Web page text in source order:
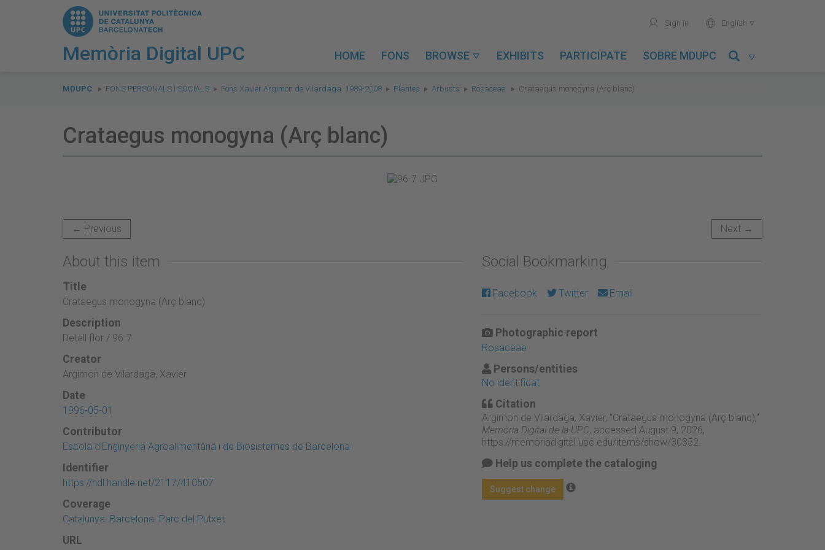
Memòria Digital UPC
user Sign in world English 
HOME FONS BROWSE  EXHIBITS PARTICIPATE SOBRE MDUPC 
are
MDUPC FONS PERSONALS I SOCIALS Fons Xavier Argimon de Vilardaga. 1989-2008 Plantes Arbusts Rosaceae Crataegus monogyna (Arç blanc)
Crataegus monogyna (Arç blanc)
← Previous Next →
About this item
Title
Crataegus monogyna (Arç blanc)
Description
Detall flor / 96-7
Creator
Argimon de Vilardaga, Xavier
Date
1996-05-01
Contributor
Escola d'Enginyeria Agroalimentària i de Biosistemes de Barcelona
Identifier
https://hdl.handle.net/2117/410507
Coverage
Catalunya. Barcelona. Parc del Putxet
URL
Social Bookmarking
Facebook Twitter Email
Photographic report
Rosaceae
Persons/entities
No identificat
Citation
Argimon de Vilardaga, Xavier, “Crataegus monogyna (Arç blanc),”
Memòria Digital de la UPC, accessed August 9, 2026,
https://memoriadigital.upc.edu/items/show/30352
Help us complete the cataloging
Suggest change